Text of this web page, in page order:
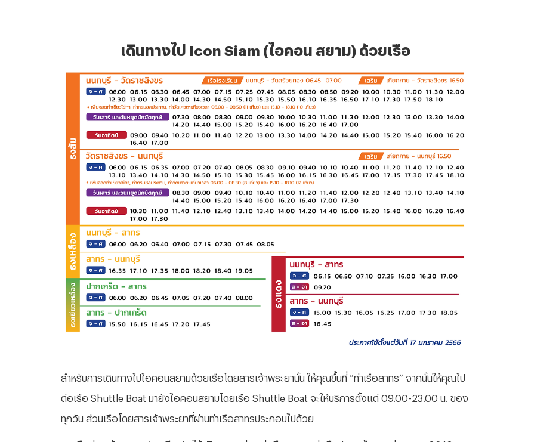
เดินทางไป Icon Siam (ไอคอน สยาม) ด้วยเรือ
สำหรับการเดินทางไปไอคอนสยามด้วยเรือโดยสารเจ้าพระยานั้น ให้คุณขึ้นที่ “ท่าเรือสาทร” จากนั้นให้คุณไป
ต่อเรือ Shuttle Boat มายังไอคอนสยามโดยเรือ Shuttle Boat จะให้บริการตั้งแต่ 09.00-23.00 น. ของ
ทุกวัน ส่วนเรือโดยสารเจ้าพระยาที่ผ่านท่าเรือสาทรประกอบไปด้วย